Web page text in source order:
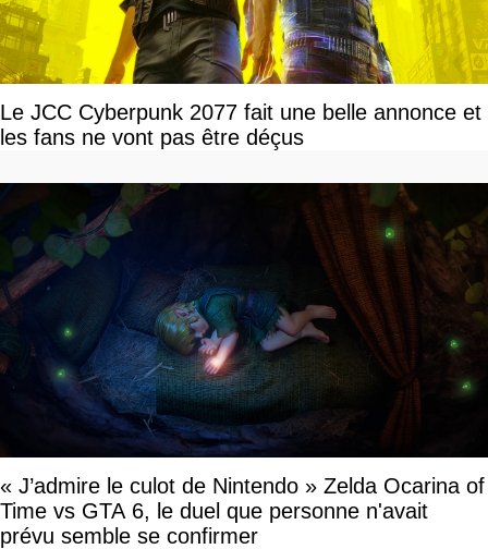
Le JCC Cyberpunk 2077 fait une belle annonce et
les fans ne vont pas être déçus
« J’admire le culot de Nintendo » Zelda Ocarina of
Time vs GTA 6, le duel que personne n'avait
prévu semble se confirmer